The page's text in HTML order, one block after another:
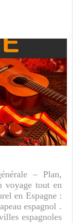
– Plan,
voyage tout en
en Espagne :
espagnol .
espagnoles